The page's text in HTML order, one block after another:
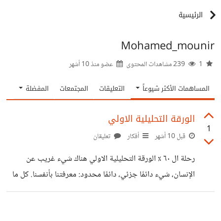
الرئيسية
Mohamed_mounir
عضو منذ10 أشهر
المساهمات الأكثر شيوعاً التعليقات المجتمعات المفضلة
1
الورقة التحليلية الاولي
قبل 10 أشهر أفكار تعليقان
رحلة ال ٦٠ ٪ الورقة التحليلية الاولي هناك شيء غريب عن
الإنسان، شيء دائمًا جزئي، دائمًا محدود: معرفتنا بأنفسنا. كل ما
نعيشه، كل تجربة نمر بها، كل اكتشاف نصادفه، يضيف إلى وعينا